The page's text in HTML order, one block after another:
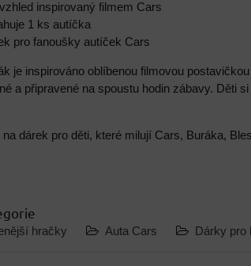
inspirovaný filmem Cars
1 ks autíčka
pro fanoušky autíček Cars
je inspirováno oblíbenou filmovou
a připravené na spoustu hodin zábavy. Děti
na dárek pro děti, které milují Cars, Buráka,
hračky Auta Cars Dárky pro